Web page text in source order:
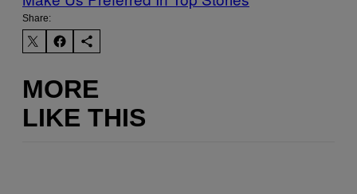
Share:
MORE
LIKE THIS